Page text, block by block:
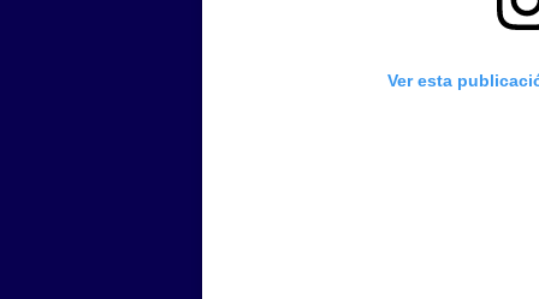
Ver esta